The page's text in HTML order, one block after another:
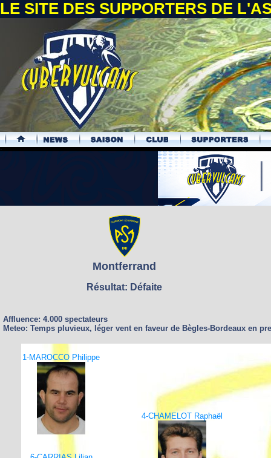
LE SITE DES SUPPORTERS DE
.
Montferrand
Résultat: Défaite
Affluence: 4.000 spectateurs
Meteo: Temps pluvieux, léger vent en faveur de Bègles-Bordeaux en
1-MAROCCO Philippe
4-CHAMELOT Raphaël